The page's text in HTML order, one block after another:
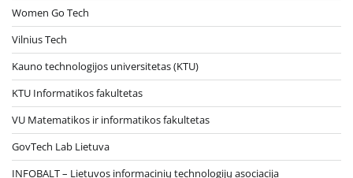
Women Go Tech
Vilnius Tech
Kauno technologijos universitetas (KTU)
KTU Informatikos fakultetas
VU Matematikos ir informatikos fakultetas
GovTech Lab Lietuva
INFOBALT – Lietuvos informacinių technologijų asociacija